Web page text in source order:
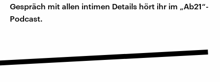
Gespräch mit allen intimen Details hört ihr im „Ab21“-
Podcast.